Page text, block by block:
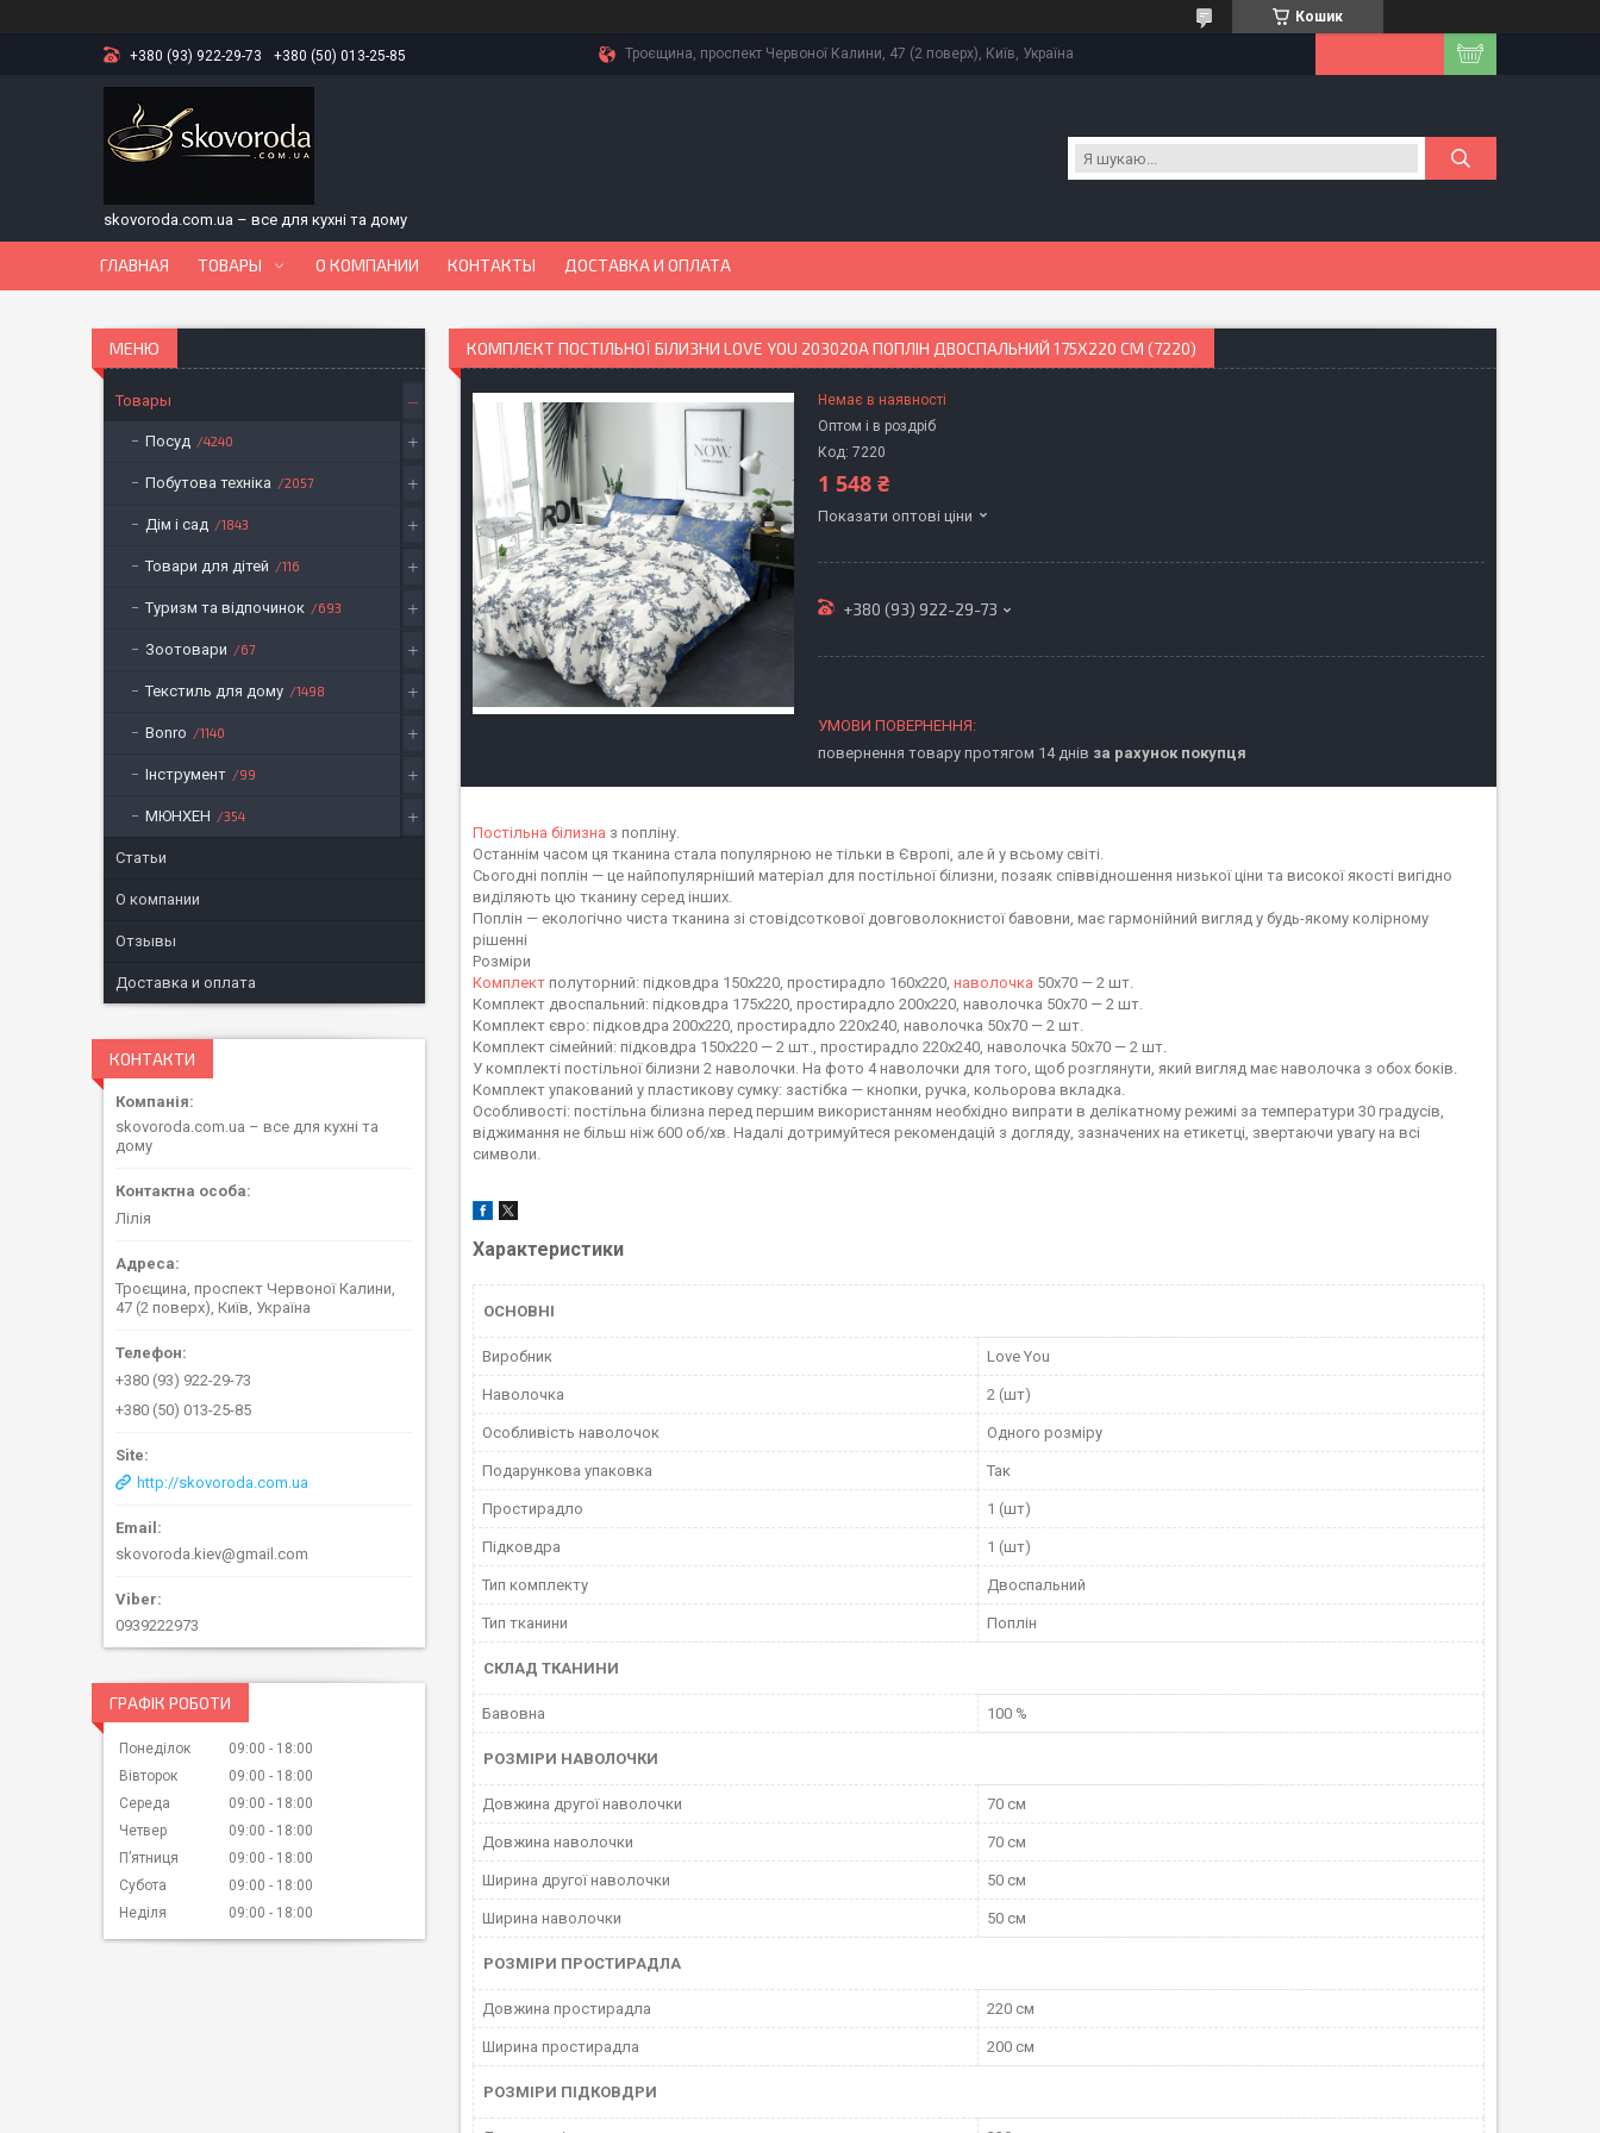
Кошик
+380 (93) 922-29-73 +380 (50) 013-25-85 Троєщина, проспект Червоної Калини, 47 (2 поверх), Київ, Україна
skovoroda.com.ua – все для кухні та дому
ГЛАВНАЯ ТОВАРЫ О КОМПАНИИ КОНТАКТЫ ДОСТАВКА И ОПЛАТА
КОМПЛЕКТ ПОСТІЛЬНОЇ БІЛИЗНИ LOVE YOU 203020А ПОПЛІН ДВОСПАЛЬНИЙ 175X220 СМ (7220)
Немає в наявності
Оптом і в роздріб
Код: 7220
1 548 ₴
Показати оптові ціни
+380 (93) 922-29-73
повернення товару протягом 14 днів за рахунок покупця
Постільна білизна з попліну.
Останнім часом ця тканина стала популярною не тільки в Європі, але й у всьому світі.
Сьогодні поплін — це найпопулярніший матеріал для постільної білизни, позаяк співвідношення низької ціни та високої якості вигідно
виділяють цю тканину серед інших.
Поплін — екологічно чиста тканина зі стовідсоткової довговолокнистої бавовни, має гармонійний вигляд у будь-якому колірному
рішенні
Розміри
Комплект полуторний: підковдра 150х220, простирадло 160х220, наволочка 50х70 — 2 шт.
Комплект двоспальний: підковдра 175х220, простирадло 200х220, наволочка 50х70 — 2 шт.
Комплект євро: підковдра 200х220, простирадло 220х240, наволочка 50х70 — 2 шт.
Комплект сімейний: підковдра 150х220 — 2 шт., простирадло 220х240, наволочка 50х70 — 2 шт.
У комплекті постільної білизни 2 наволочки. На фото 4 наволочки для того, щоб розглянути, який вигляд має наволочка з обох боків.
Комплект упакований у пластикову сумку: застібка — кнопки, ручка, кольорова вкладка.
Особливості: постільна білизна перед першим використанням необхідно випрати в делікатному режимі за температури 30 градусів,
віджимання не більш ніж 600 об/хв. Надалі дотримуйтеся рекомендацій з догляду, зазначених на етикетці, звертаючи увагу на всі
символи.
Характеристики
ОСНОВНІ
Виробник Love You
Наволочка 2 (шт)
Особливість наволочок Одного розміру
Подарункова упаковка Так
Простирадло 1 (шт)
Підковдра 1 (шт)
Тип комплекту Двоспальний
Тип тканини Поплін
СКЛАД ТКАНИНИ
Бавовна 100 %
РОЗМІРИ НАВОЛОЧКИ
Довжина другої наволочки 70 см
Довжина наволочки 70 см
Ширина другої наволочки 50 см
Ширина наволочки 50 см
РОЗМІРИ ПРОСТИРАДЛА
Довжина простирадла 220 см
Ширина простирадла 200 см
РОЗМІРИ ПІДКОВДРИ
Товары
Посуд 4240
Побутова техніка 2057
Дім і сад 1843
Товари для дітей 116
Туризм та відпочинок 693
Зоотовари 67
Текстиль для дому 1498
Bonro 1140
Інструмент 99
МЮНХЕН 354
Статьи
О компании
Отзывы
Доставка и оплата
КОНТАКТИ
skovoroda.com.ua – все для кухні та
дому
Лілія
Троєщина, проспект Червоної Калини,
47 (2 поверх), Київ, Україна
+380 (93) 922-29-73
+380 (50) 013-25-85
http://skovoroda.com.ua
skovoroda.kiev@gmail.com
0939222973
ГРАФІК РОБОТИ
Понеділок 09:00
18:00
Вівторок
09:00
18:00
Середа
09:00
18:00
Четвер
09:00
18:00
Пʼятниця
09:00
18:00
Субота
09:00
18:00
Неділя
09:00 18:00